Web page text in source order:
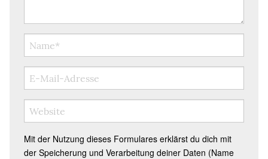
Mit der Nutzung dieses Formulares erklärst du dich mit
der Speicherung und Verarbeitung deiner Daten (Name